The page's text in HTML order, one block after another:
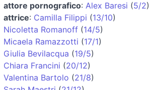
attore pornografico: Alex Baresi (5/2)
attrice: Camilla Filippi (13/10)
Nicoletta Romanoff (14/5)
Micaela Ramazzotti (17/1)
Giulia Bevilacqua (19/5)
Chiara Francini (20/12)
Valentina Bartolo (21/8)